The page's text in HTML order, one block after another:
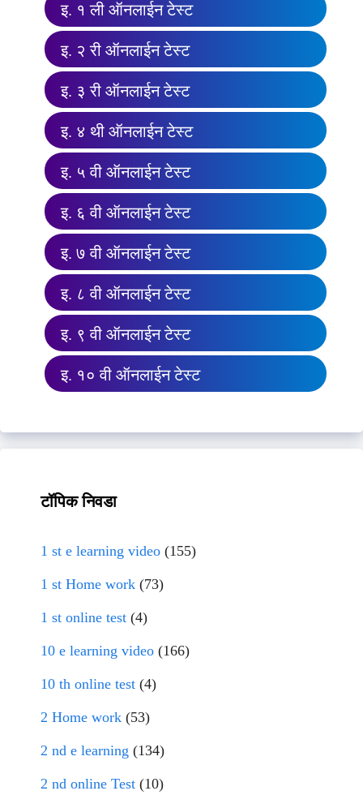
इ. १ ली ऑनलाईन टेस्ट
इ. २ री ऑनलाईन टेस्ट
इ. ३ री ऑनलाईन टेस्ट
इ. ४ थी ऑनलाईन टेस्ट
इ. ५ वी ऑनलाईन टेस्ट
इ. ६ वी ऑनलाईन टेस्ट
इ. ७ वी ऑनलाईन टेस्ट
इ. ८ वी ऑनलाईन टेस्ट
इ. ९ वी ऑनलाईन टेस्ट
इ. १० वी ऑनलाईन टेस्ट
टॉपिक निवडा
1 st e learning video (155)
1 st Home work (73)
1 st online test (4)
10 e learning video (166)
10 th online test (4)
2 Home work (53)
2 nd e learning (134)
2 nd online Test (10)